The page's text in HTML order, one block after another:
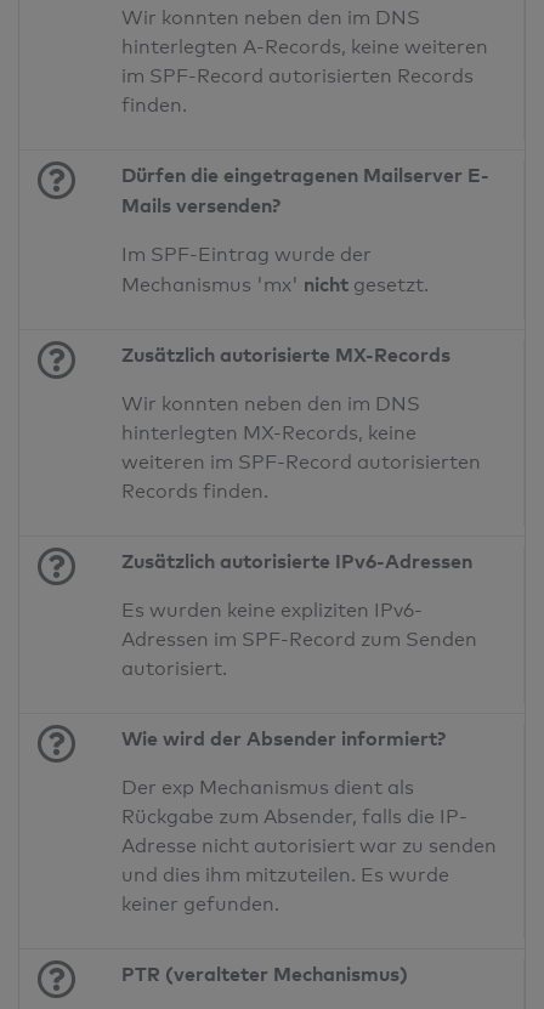
Wir konnten neben den im DNS
hinterlegten A-Records, keine weiteren
im SPF-Record autorisierten Records
finden.
Dürfen die eingetragenen Mailserver E-
Mails versenden?
Im SPF-Eintrag wurde der
Mechanismus 'mx' nicht gesetzt.
Zusätzlich autorisierte MX-Records
Wir konnten neben den im DNS
hinterlegten MX-Records, keine
weiteren im SPF-Record autorisierten
Records finden.
Zusätzlich autorisierte IPv6-Adressen
Es wurden keine expliziten IPv6-
Adressen im SPF-Record zum Senden
autorisiert.
Wie wird der Absender informiert?
Der exp Mechanismus dient als
Rückgabe zum Absender, falls die IP-
Adresse nicht autorisiert war zu senden
und dies ihm mitzuteilen. Es wurde
keiner gefunden.
PTR (veralteter Mechanismus)